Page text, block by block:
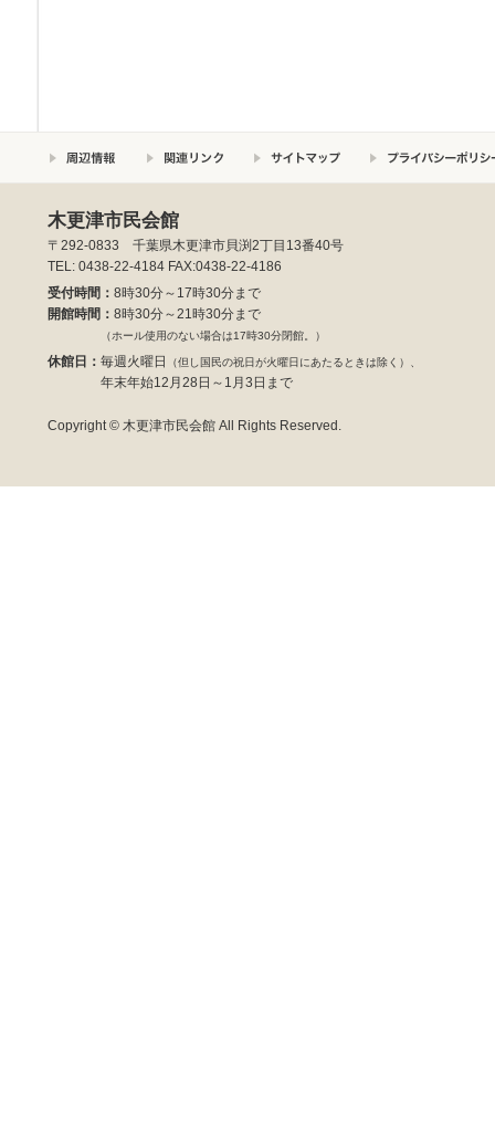
木更津市民会館
〒292-0833 千葉県木更津市貝渕2丁目13番40号
TEL: 0438-22-4184 FAX:0438-22-4186
受付時間： 8時30分～17時30分まで
開館時間： 8時30分～21時30分まで
（ホール使用のない場合は17時30分閉館。）
休館日： 毎週火曜日 （但し国民の祝日が火曜日にあたるときは除く）、
年末年始12月28日～1月3日まで
Copyright © 木更津市民会館 All Rights Reserved.